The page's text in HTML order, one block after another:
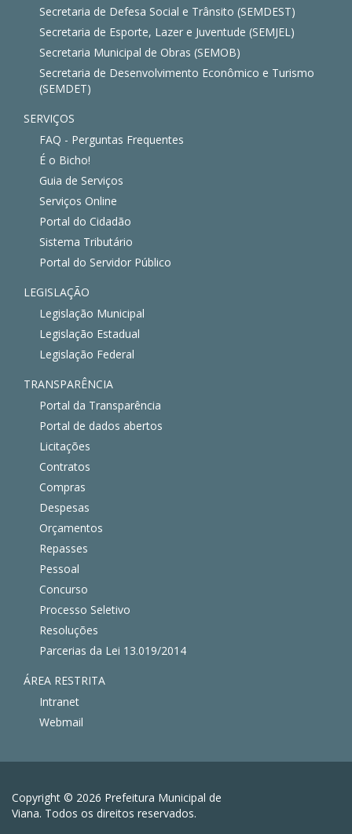
Secretaria de Defesa Social e Trânsito (SEMDEST)
Secretaria de Esporte, Lazer e Juventude (SEMJEL)
Secretaria Municipal de Obras (SEMOB)
Secretaria de Desenvolvimento Econômico e Turismo
(SEMDET)
SERVIÇOS
FAQ - Perguntas Frequentes
É o Bicho!
Guia de Serviços
Serviços Online
Portal do Cidadão
Sistema Tributário
Portal do Servidor Público
LEGISLAÇÃO
Legislação Municipal
Legislação Estadual
Legislação Federal
TRANSPARÊNCIA
Portal da Transparência
Portal de dados abertos
Licitações
Contratos
Compras
Despesas
Orçamentos
Repasses
Pessoal
Concurso
Processo Seletivo
Resoluções
Parcerias da Lei 13.019/2014
ÁREA RESTRITA
Intranet
Webmail
Copyright © 2026 Prefeitura Municipal de
Viana. Todos os direitos reservados.